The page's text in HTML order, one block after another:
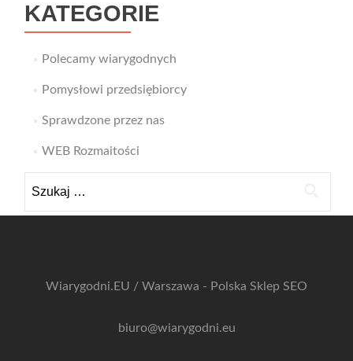
KATEGORIE
Polecamy wiarygodnych
Pomysłowi przedsiębiorcy
Sprawdzone przez nas
WEB Rozmaitości
Wiarygodni.EU / Warszawa - Polska Sklep SEO
biuro@wiarygodni.eu